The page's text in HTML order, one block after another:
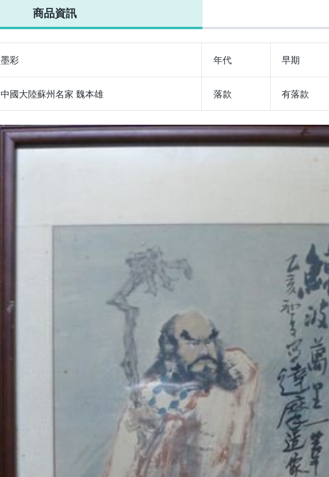
商品資訊
墨彩 年代 早期
中國大陸蘇州名家 魏本雄 落款 有落款